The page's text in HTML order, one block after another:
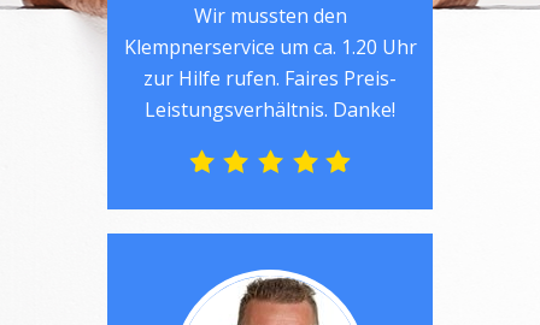
Wir mussten den
Klempnerservice um ca. 1.20 Uhr
zur Hilfe rufen. Faires Preis-
Leistungsverhältnis. Danke!